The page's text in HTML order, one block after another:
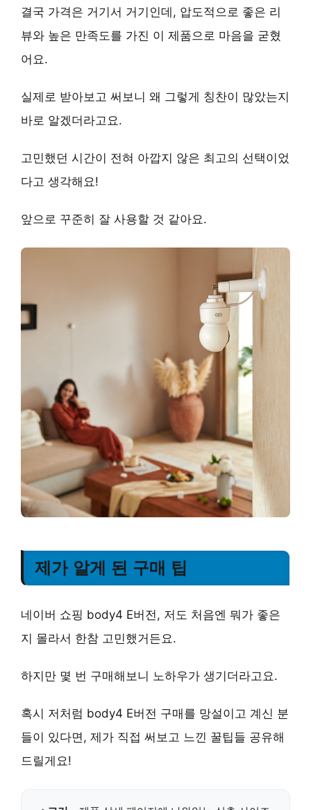
결국 가격은 거기서 거기인데, 압도적으로 좋은 리
뷰와 높은 만족도를 가진 이 제품으로 마음을 굳혔
어요.
실제로 받아보고 써보니 왜 그렇게 칭찬이 많았는지
바로 알겠더라고요.
고민했던 시간이 전혀 아깝지 않은 최고의 선택이었
다고 생각해요!
앞으로 꾸준히 잘 사용할 것 같아요.
제가 알게 된 구매 팁
네이버 쇼핑 body4 E버전, 저도 처음엔 뭐가 좋은
지 몰라서 한참 고민했거든요.
하지만 몇 번 구매해보니 노하우가 생기더라고요.
혹시 저처럼 body4 E버전 구매를 망설이고 계신 분
들이 있다면, 제가 직접 써보고 느낀 꿀팁들 공유해
드릴게요!